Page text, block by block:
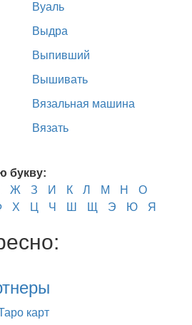
Вуаль
Выдра
Выпивший
Вышивать
Вязальная машина
Вязать
букву:
Ж З И К Л М Н
О
Х Ц Ч Ш Щ Э Ю Я
карт